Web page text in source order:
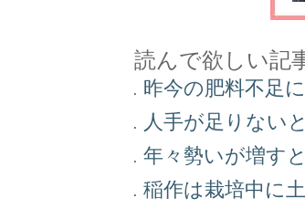
読んで欲しい記
昨今の肥料不足
人手が足りない
年々勢いが増す
稲作は栽培中に